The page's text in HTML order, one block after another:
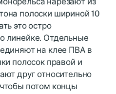
полоски шириной 10
это остро
линейке. Отдельные
на клее ПВА в
полосок правой и
друг относительно
потом концы